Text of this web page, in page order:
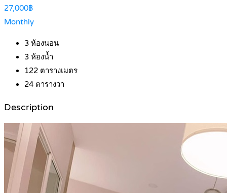
27,000฿
Monthly
3 ห้องนอน
3 ห้องน้ำ
122 ตารางเมตร
24 ตารางวา
Description